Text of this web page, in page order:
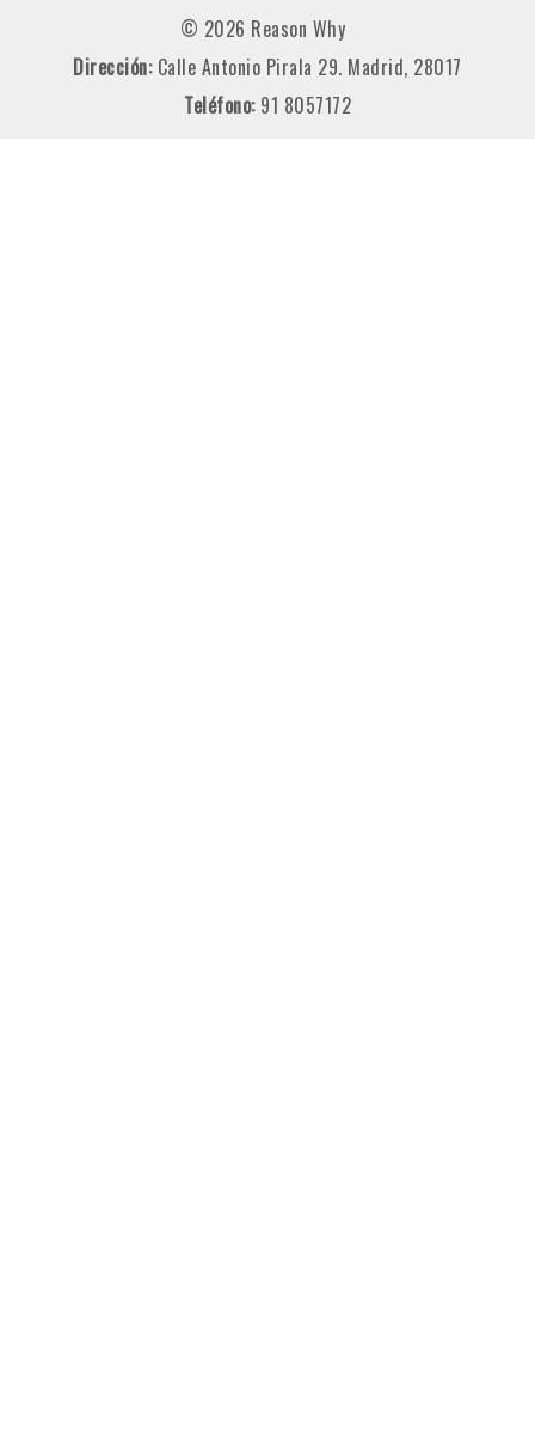
© 2026 Reason Why
Dirección: Calle Antonio Pirala 29. Madrid, 28017
Teléfono: 91 8057172